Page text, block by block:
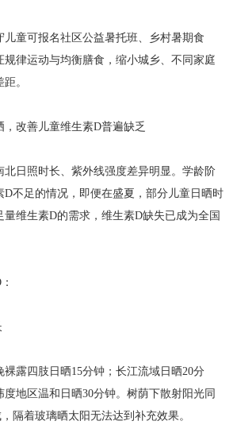
童可报名社区公益暑托班、乡村暑期食
规律运动与均衡膳食，缩小城乡、不同家庭
。
改善儿童维生素D普遍缺乏
日照时长、紫外线强度差异明显。学龄阶
D不足的情况，即便在盛夏，部分儿童日晒时
维生素D的需求，维生素D缺失已成为全国
露四肢日晒15分钟；长江流域日晒20分
地区温和日晒30分钟。树荫下散射阳光同
隔着玻璃晒太阳无法达到补充效果。